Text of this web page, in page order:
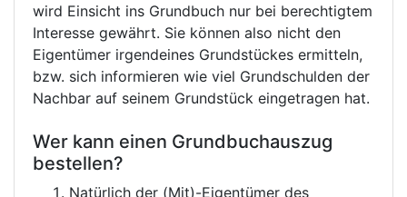
wird Einsicht ins Grundbuch nur bei berechtigtem
Interesse gewährt. Sie können also nicht den
Eigentümer irgendeines Grundstückes ermitteln,
bzw. sich informieren wie viel Grundschulden der
Nachbar auf seinem Grundstück eingetragen hat.
Wer kann einen Grundbuchauszug
bestellen?
Natürlich der (Mit)-Eigentümer des